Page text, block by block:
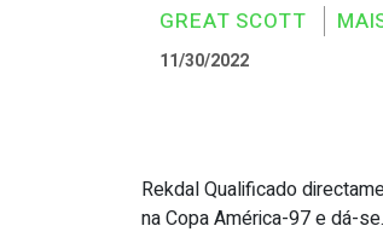
GREAT SCOTT
11/30/2022
Great Scott
Rekdal Qualificado
na Copa América-97 e dá-